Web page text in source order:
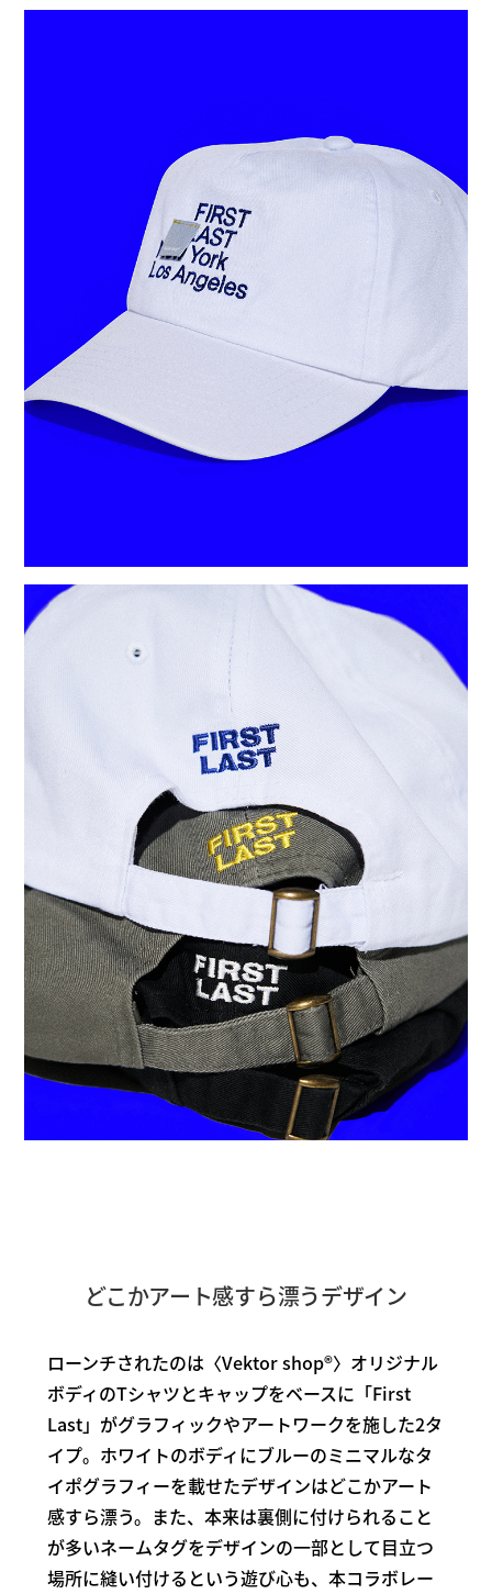
どこかアート感すら漂うデザイン
ローンチされたのは〈Vektor shop®〉オリジナル
ボディのTシャツとキャップをベースに「First
Last」がグラフィックやアートワークを施した2タ
イプ。ホワイトのボディにブルーのミニマルなタ
イポグラフィーを載せたデザインはどこかアート
感すら漂う。また、本来は裏側に付けられること
が多いネームタグをデザインの一部として目立つ
場所に縫い付けるという遊び心も、本コラボレー